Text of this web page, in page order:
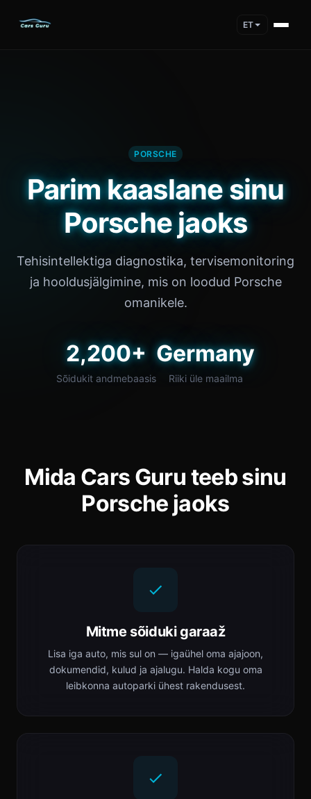
ET
PORSCHE
Parim kaaslane sinu
Porsche jaoks
Tehisintellektiga diagnostika, tervisemonitoring
ja hooldusjälgimine, mis on loodud Porsche
omanikele.
2,200+
Sõidukit andmebaasis
Germany
Riiki üle maailma
Mida Cars Guru teeb sinu
Porsche jaoks
Mitme sõiduki garaaž
Lisa iga auto, mis sul on — igaühel oma ajajoon,
dokumendid, kulud ja ajalugu. Halda kogu oma
leibkonna autoparki ühest rakendusest.